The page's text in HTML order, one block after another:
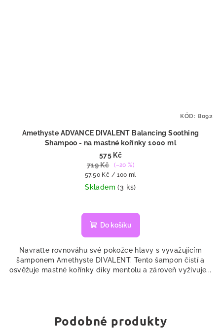
Amethyste ADVANCE DIVALENT Balancing Soothing
Shampoo - na mastné kořínky 1000 ml
575 Kč
719 Kč
(–20 %)
Měrná
cena:
57,50 Kč / 100 ml
Skladem(3 ks)
Do košíku
Navraťte rovnováhu své pokožce hlavy s vyvažujícím
šamponem Amethyste DIVALENT. Tento šampon čistí a
osvěžuje mastné kořínky díky mentolu a zároveň vyživuje...
KÓD: 8092
Podobné produkty